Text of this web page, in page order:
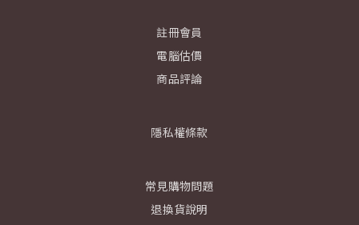
註冊會員
電腦估價
商品評論
隱私權條款
常見購物問題
退換貨說明